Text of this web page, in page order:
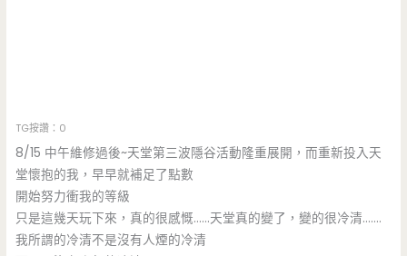
TG按讚：0
8/15 中午維修過後~天堂第三波隱谷活動隆重展開，而重新投入天
堂懷抱的我，早早就補足了點數
開始努力衝我的等級
只是這幾天玩下來，真的很感慨……天堂真的變了，變的很冷清…….
我所謂的冷清不是沒有人煙的冷清